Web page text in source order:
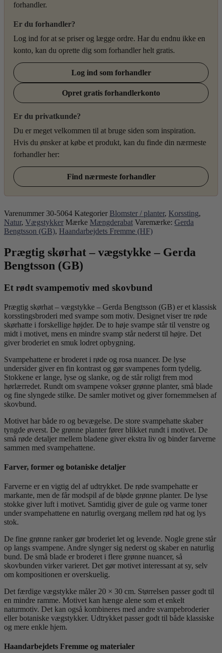
forhandler.
Er du forhandler?
Log ind for at se priser og lægge ordre. Har du endnu ikke en
konto, kan du oprette dig som forhandler helt gratis.
Log ind som forhandler
Opret gratis forhandlerkonto
Er du privatkunde?
Du er meget velkommen til at bruge siden som inspiration.
Hvis du ønsker at købe et produkt, kan du finde din nærmeste
forhandler her:
Find nærmeste forhandler
Varenummer 30-5064 Kategorier Blomster / planter, Korssting,
Natur, Vægstykker Mærke Mængderabat Varemærke: Gerda
Bengtsson (GB), Haandarbejdets Fremme (HF)
Prægtig skørhat – vægstykke – Gerda
Bengtsson (GB)
Et rødt svampemotiv med skovbund
Prægtig skørhat – vægstykke – Gerda Bengtsson (GB) er et klassisk
korsstingsbroderi med svampe som motiv. Designet viser tre røde
skørhatte i forskellige højder. De to høje svampe står til venstre og
midt i motivet, mens en mindre svamp står nederst til højre. Det
giver broderiet en smuk lodret opbygning.
Svampehattene er broderet i røde og rosa nuancer. De lyse
undersider giver en fin kontrast og gør svampenes form tydelig.
Stokkene er lange, lyse og slanke, og de står roligt frem mod
hørlærredet. Rundt om svampene vokser grønne planter, små blade
og fine slyngede stilke. De samler motivet og giver fornemmelsen af
skovbund.
Motivet har både ro og bevægelse. De store svampehatte skaber
tyngde øverst. De grønne planter fører blikket rundt i motivet. De
små røde detaljer mellem bladene giver ekstra liv og binder farverne
sammen med svampehattene.
Farver, former og botaniske detaljer
Farverne er en vigtig del af udtrykket. De røde svampehatte er
markante, men de får modspil af de bløde grønne planter. De lyse
stokke giver luft i motivet. Samtidig giver de gule og varme toner
under svampehattene en naturlig overgang mellem rød hat og lys
stok.
De fine grønne ranker gør broderiet let og levende. Nogle grene står
op langs svampene. Andre slynger sig nederst og skaber en naturlig
bund. De små blade er broderet i flere grønne nuancer, så
skovbunden virker varieret. Det gør motivet interessant at sy, selv
om kompositionen er overskuelig.
Det færdige vægstykke måler 20 × 30 cm. Størrelsen passer godt til
en mindre ramme. Motivet kan hænge alene som et enkelt
naturmotiv. Det kan også kombineres med andre svampebroderier
eller botaniske vægstykker. Udtrykket passer godt til både klassiske
og mere enkle hjem.
Haandarbejdets Fremme og materialer